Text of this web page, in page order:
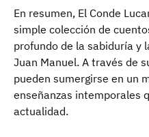
En resumen, El Conde
simple colección de
profundo de la sabiduría y
Juan Manuel. A través de
pueden sumergirse en un
enseñanzas intemporales
actualidad.